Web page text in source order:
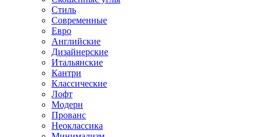
Стиль
Современные
Евро
Английские
Дизайнерские
Итальянские
Кантри
Классические
Лофт
Модерн
Прованс
Неоклассика